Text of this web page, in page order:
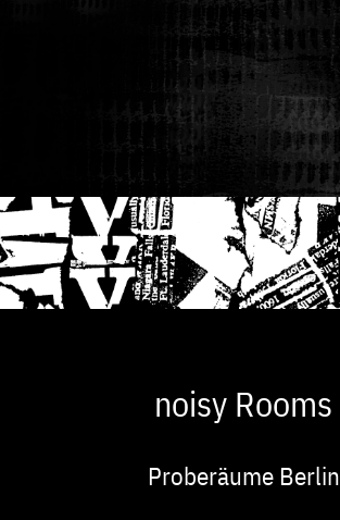
noisy Rooms
Proberäume Berlin